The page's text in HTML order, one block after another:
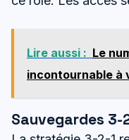
Lire aussi : Le
incontournable à
Sauvegardes